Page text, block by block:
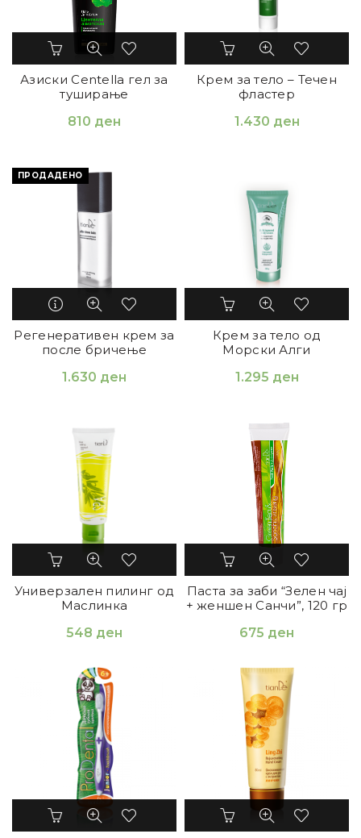
Азиски Centella гел за
туширање
810 ден
Крем за тело – Течен
фластер
1.430 ден
ПРОДАДЕНО
Регенеративен крем за
после бричење
1.630 ден
Крем за тело од
Морски Алги
1.295 ден
Универзален пилинг од
Маслинка
548 ден
Паста за заби “Зелен чај
+ женшен Санчи”, 120 гр
675 ден